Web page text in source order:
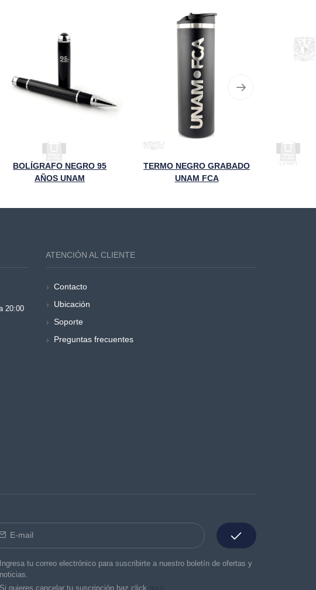
BOLÍGRAFO NEGRO 95
AÑOS UNAM
TERMO NEGRO GRABADO
UNAM FCA
20:00
ATENCIÓN AL CLIENTE
Contacto
Ubicación
Soporte
Preguntas frecuentes
Ingresa tu correo electrónico para suscribirte a nuestro boletín de ofertas y
noticias.
Si quieres cancelar tu suscripción haz click